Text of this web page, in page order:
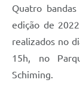
Arborização urbana
Manual para
Lei de Acesso à
Quatro
edição de
realizados no
15h, no
Schiming.